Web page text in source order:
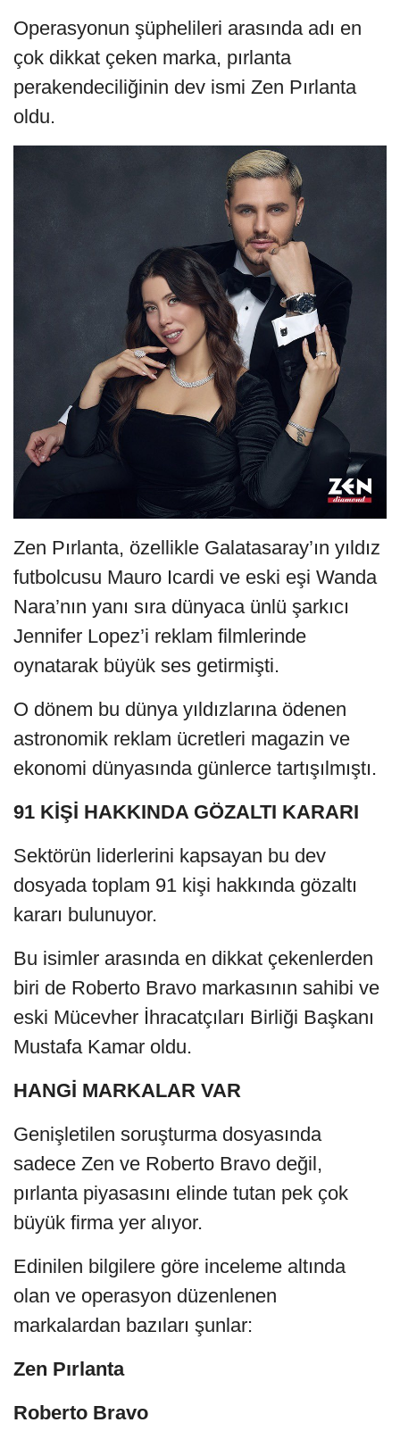
Operasyonun şüphelileri arasında adı en
çok dikkat çeken marka, pırlanta
perakendeciliğinin dev ismi Zen Pırlanta
oldu.
Zen Pırlanta, özellikle Galatasaray’ın yıldız
futbolcusu Mauro Icardi ve eski eşi Wanda
Nara’nın yanı sıra dünyaca ünlü şarkıcı
Jennifer Lopez’i reklam filmlerinde
oynatarak büyük ses getirmişti.
O dönem bu dünya yıldızlarına ödenen
astronomik reklam ücretleri magazin ve
ekonomi dünyasında günlerce tartışılmıştı.
91 KİŞİ HAKKINDA GÖZALTI KARARI
Sektörün liderlerini kapsayan bu dev
dosyada toplam 91 kişi hakkında gözaltı
kararı bulunuyor.
Bu isimler arasında en dikkat çekenlerden
biri de Roberto Bravo markasının sahibi ve
eski Mücevher İhracatçıları Birliği Başkanı
Mustafa Kamar oldu.
HANGİ MARKALAR VAR
Genişletilen soruşturma dosyasında
sadece Zen ve Roberto Bravo değil,
pırlanta piyasasını elinde tutan pek çok
büyük firma yer alıyor.
Edinilen bilgilere göre inceleme altında
olan ve operasyon düzenlenen
markalardan bazıları şunlar:
Zen Pırlanta
Roberto Bravo